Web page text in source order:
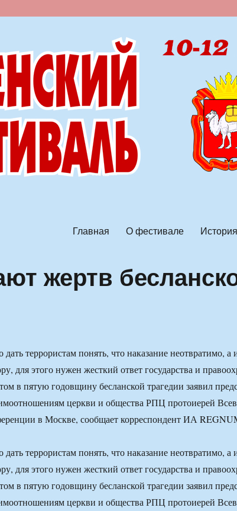
Главная О фестивале История
жертв
террористам понять, что наказание неотвратимо, а
для этого нужен жесткий ответ государства и
в пятую годовщину бесланской трагедии заявил
церкви и общества РПЦ протоиерей
в Москве, сообщает корреспондент ИА
террористам понять, что наказание неотвратимо, а
для этого нужен жесткий ответ государства и
в пятую годовщину бесланской трагедии заявил
церкви и общества РПЦ протоиерей